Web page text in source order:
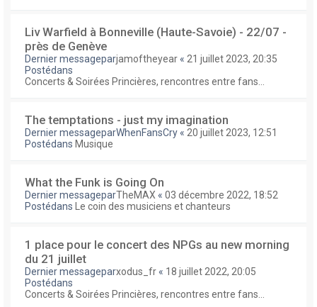
Liv Warfield à Bonneville (Haute-Savoie) - 22/07 -
près de Genève
Dernier messageparjamoftheyear « 21 juillet 2023, 20:35
Postédans
Concerts & Soirées Princières, rencontres entre fans...
The temptations - just my imagination
Dernier messageparWhenFansCry « 20 juillet 2023, 12:51
Postédans Musique
What the Funk is Going On
Dernier messageparTheMAX « 03 décembre 2022, 18:52
Postédans
Le coin des musiciens et chanteurs
1 place pour le concert des NPGs au new morning
du 21 juillet
Dernier messageparxodus_fr « 18 juillet 2022, 20:05
Postédans
Concerts & Soirées Princières, rencontres entre fans...